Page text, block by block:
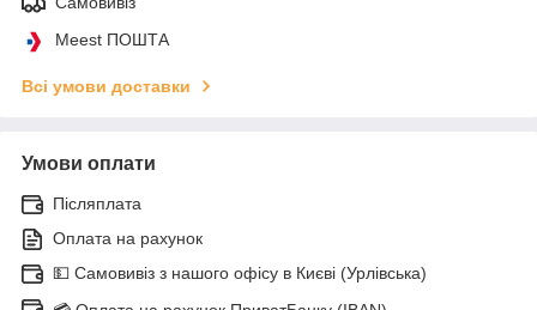
Meest ПОШТА
Всі умови доставки
Умови оплати
Післяплата
Оплата на рахунок
💵 Самовивіз з нашого офісу в Києві (Урлівська)